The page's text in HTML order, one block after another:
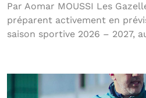
Par Aomar MOUSSI Les
préparent activement en
saison sportive 2026 – 2027,